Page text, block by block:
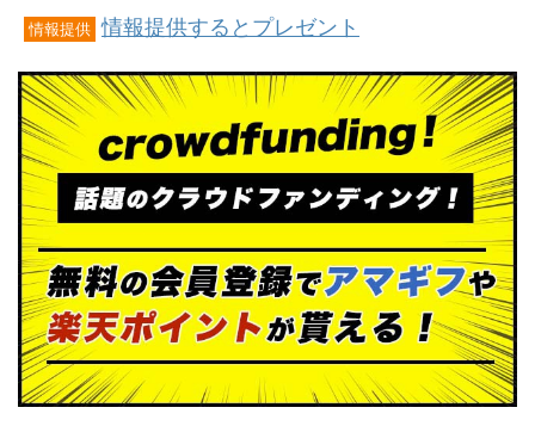
情報提供 情報提供するとプレゼント